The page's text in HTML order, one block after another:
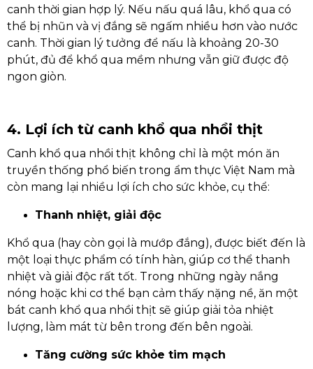
canh thời gian hợp lý. Nếu nấu quá lâu, khổ qua có
thể bị nhũn và vị đắng sẽ ngấm nhiều hơn vào nước
canh. Thời gian lý tưởng để nấu là khoảng 20-30
phút, đủ để khổ qua mềm nhưng vẫn giữ được độ
ngon giòn.
4. Lợi ích từ canh khổ qua nhồi thịt
Canh khổ qua nhồi thịt không chỉ là một món ăn
truyền thống phổ biến trong ẩm thực Việt Nam mà
còn mang lại nhiều lợi ích cho sức khỏe, cụ thể:
Thanh nhiệt, giải độc
Khổ qua (hay còn gọi là mướp đắng), được biết đến là
một loại thực phẩm có tính hàn, giúp cơ thể thanh
nhiệt và giải độc rất tốt. Trong những ngày nắng
nóng hoặc khi cơ thể bạn cảm thấy nặng nề, ăn một
bát canh khổ qua nhồi thịt sẽ giúp giải tỏa nhiệt
lượng, làm mát từ bên trong đến bên ngoài.
Tăng cường sức khỏe tim mạch